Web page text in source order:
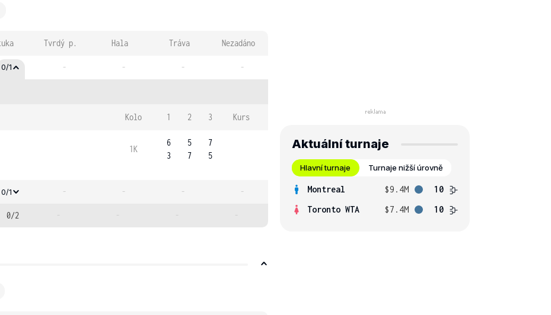
Tvrdý p. Hala Tráva Nezadáno
0/1 - - - -
Kolo 1 2 3 Kurs
1K
6
3
5
7
7
5
0/1 - - - -
0/2 - - - -
Aktuální turnaje
Hlavní turnaje Turnaje nižší úrovně
Montreal $9.4M
10
Toronto WTA
$7.4M 10